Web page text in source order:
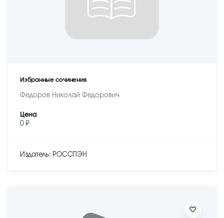
Избранные сочинения
Федоров Николай Федорович
Цена
0 ₽
Издатель: РОССПЭН